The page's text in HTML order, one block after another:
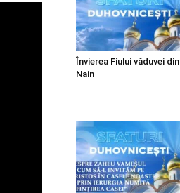
Învierea Fiului văduvei din
Nain